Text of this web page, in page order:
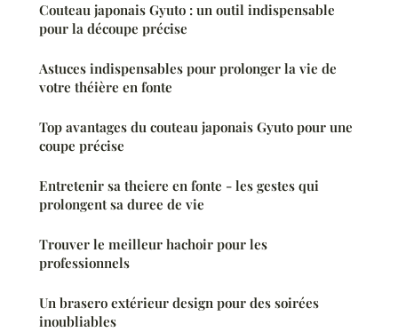
Couteau japonais Gyuto : un outil indispensable
pour la découpe précise
Astuces indispensables pour prolonger la vie de
votre théière en fonte
Top avantages du couteau japonais Gyuto pour une
coupe précise
Entretenir sa theiere en fonte - les gestes qui
prolongent sa duree de vie
Trouver le meilleur hachoir pour les
professionnels
Un brasero extérieur design pour des soirées
inoubliables